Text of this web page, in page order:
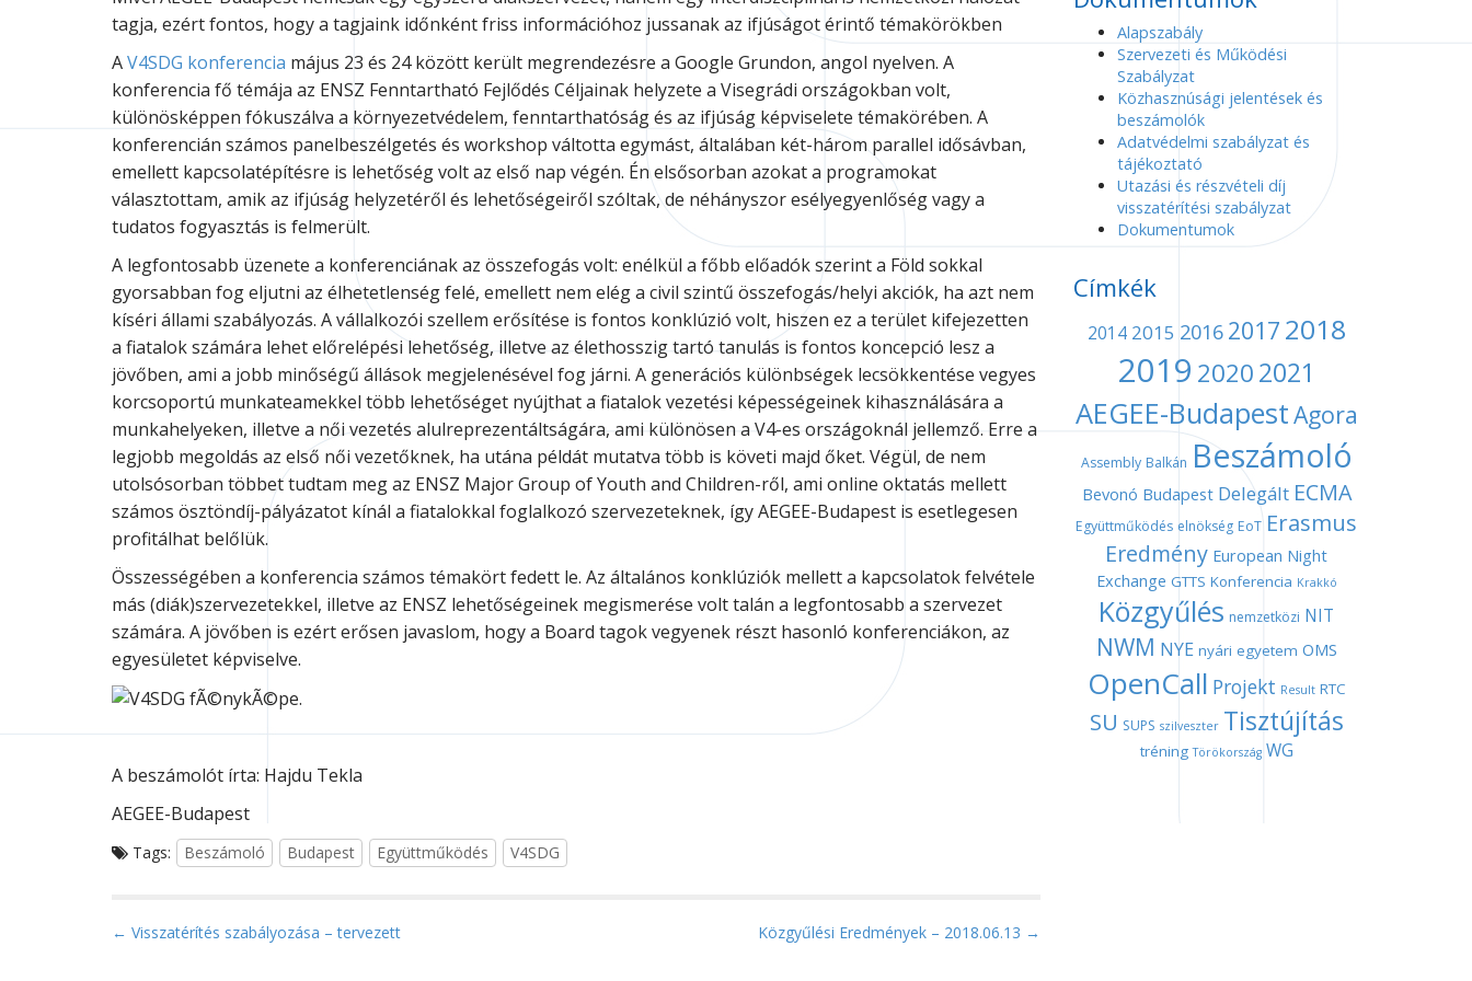
tagja, ezért fontos, hogy a tagjaink időnként friss információhoz jussanak az ifjúságot érintő témakörökben
AV4SDG konferencia május 23 és 24 között került megrendezésre a Google Grundon, angol nyelven. A
konferencia fő témája az ENSZ Fenntartható Fejlődés Céljainak helyzete a Visegrádi országokban volt,
különösképpen fókuszálva a környezetvédelem, fenntarthatóság és az ifjúság képviselete témakörében. A
konferencián számos panelbeszélgetés és workshop váltotta egymást, általában két-három parallel idősávban,
emellett kapcsolatépítésre is lehetőség volt az első nap végén. Én elsősorban azokat a programokat
választottam, amik az ifjúság helyzetéről és lehetőségeiről szóltak, de néhányszor esélyegyenlőség vagy a
tudatos fogyasztás is felmerült.
A legfontosabb üzenete a konferenciának az összefogás volt: enélkül a főbb előadók szerint a Föld sokkal
gyorsabban fog eljutni az élhetetlenség felé, emellett nem elég a civil szintű összefogás/helyi akciók, ha azt nem
kíséri állami szabályozás. A vállalkozói szellem erősítése is fontos konklúzió volt, hiszen ez a terület kifejezetten
a fiatalok számára lehet előrelépési lehetőség, illetve az élethosszig tartó tanulás is fontos koncepció lesz a
jövőben, ami a jobb minőségű állások megjelenésével fog járni. A generációs különbségek lecsökkentése vegyes
korcsoportú munkateamekkel több lehetőséget nyújthat a fiatalok vezetési képességeinek kihasználására a
munkahelyeken, illetve a női vezetés alulreprezentáltságára, ami különösen a V4-es országoknál jellemző. Erre a
legjobb megoldás az első női vezetőknek, ha utána példát mutatva több is követi majd őket. Végül, de nem
utolsósorban többet tudtam meg az ENSZ Major Group of Youth and Children-ről, ami online oktatás mellett
számos ösztöndíj-pályázatot kínál a fiatalokkal foglalkozó szervezeteknek, így AEGEE-Budapest is esetlegesen
profitálhat belőlük.
Összességében a konferencia számos témakört fedett le. Az általános konklúziók mellett a kapcsolatok felvétele
más (diák)szervezetekkel, illetve az ENSZ lehetőségeinek megismerése volt talán a legfontosabb a szervezet
számára. A jövőben is ezért erősen javaslom, hogy a Board tagok vegyenek részt hasonló konferenciákon, az
egyesületet képviselve.
A beszámolót írta: Hajdu Tekla
AEGEE-Budapest
Tags: Beszámoló Budapest Együttműködés V4SDG
P
← Visszatérítés szabályozása – tervezett Közgyűlési Eredmények – 2018.06.13 →
Alapszabály
Szervezeti és Működési
Szabályzat
Közhasznúsági jelentések és
beszámolók
Adatvédelmi szabályzat és
tájékoztató
Utazási és részvételi díj
visszatérítési szabályzat
Dokumentumok
Címkék
2014 2015 2016 2017 2018
2019 20202021
AEGEE-BudapestAgora
Assembly Balkán Beszámoló
Bevonó Budapest Delegált ECMA
Együttműködés elnökség EoT Erasmus
Eredmény European Night
Exchange GTTS Konferencia Krakkó
Közgyűlés nemzetközi NIT
NWM NYE nyári egyetem OMS
OpenCall Projekt Result RTC
SU SUPS szilveszter Tisztújítás
tréning Törökország WG